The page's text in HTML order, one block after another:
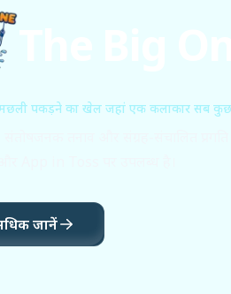
पकड़ने का खेल जहां एक कलाकार सब
जानें